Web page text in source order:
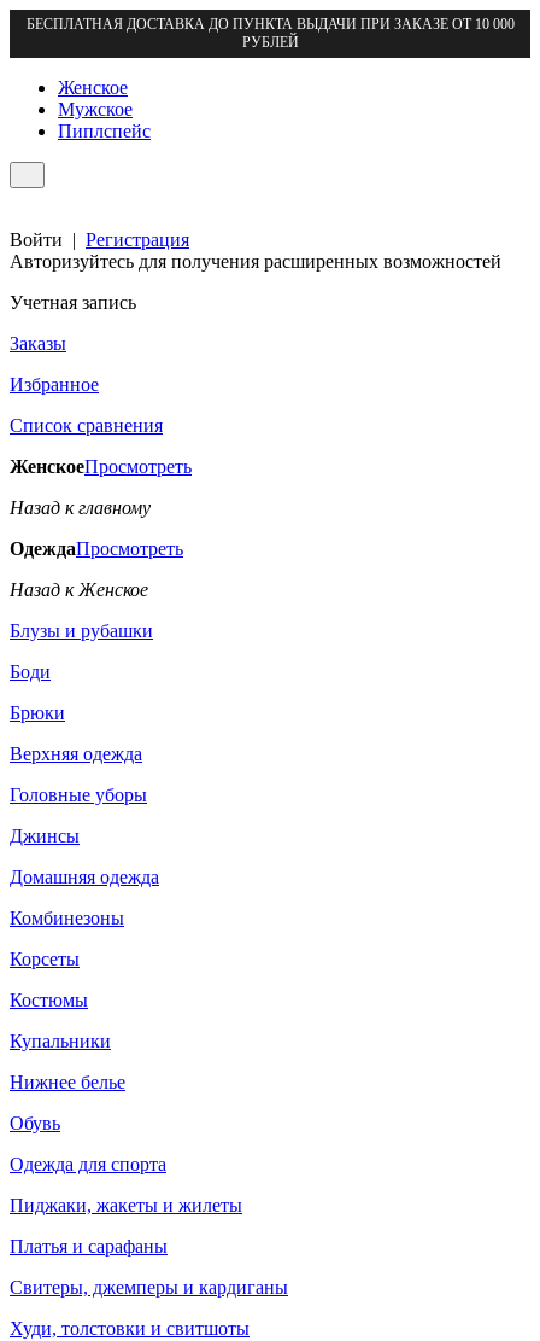
БЕСПЛАТНАЯ ДОСТАВКА ДО ПУНКТА ВЫДАЧИ ПРИ ЗАКАЗЕ ОТ 10 000
РУБЛЕЙ
Женское
Мужское
Пиплспейс
Войти | Регистрация
Авторизуйтесь для получения расширенных возможностей
Учетная запись
Заказы
Избранное
Список сравнения
ЖенскоеПросмотреть
Назад к главному
ОдеждаПросмотреть
Назад к Женское
Блузы и рубашки
Боди
Брюки
Верхняя одежда
Головные уборы
Джинсы
Домашняя одежда
Комбинезоны
Корсеты
Костюмы
Купальники
Нижнее белье
Обувь
Одежда для спорта
Пиджаки, жакеты и жилеты
Платья и сарафаны
Свитеры, джемперы и кардиганы
Худи, толстовки и свитшоты